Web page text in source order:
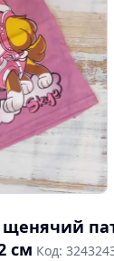
см Код: